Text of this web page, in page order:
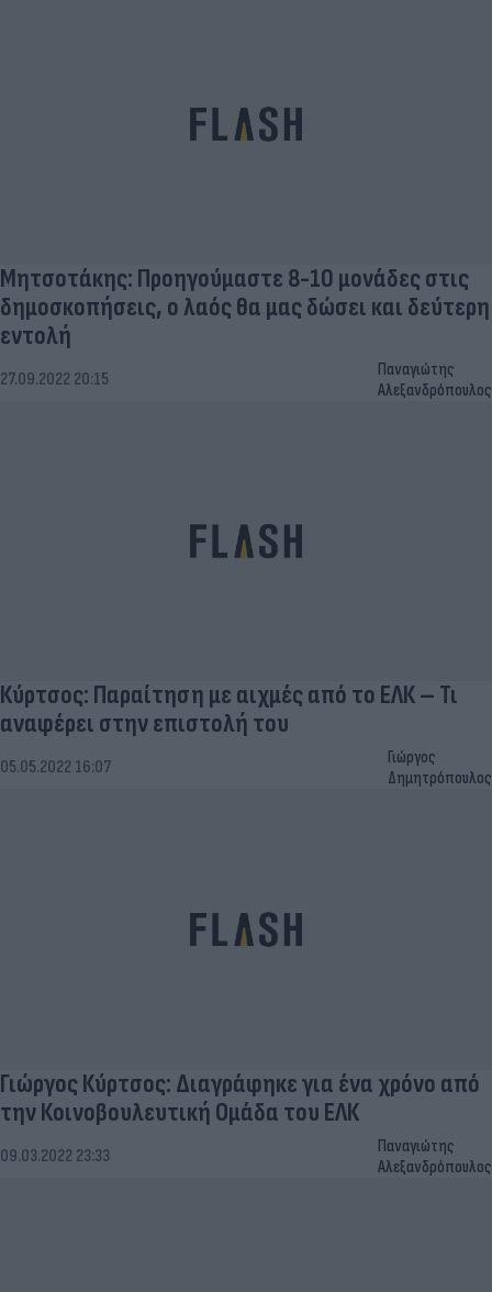
Μητσοτάκης: Προηγούμαστε 8-10 μονάδες στις
δημοσκοπήσεις, ο λαός θα μας δώσει και δεύτερη
εντολή
27.09.2022 20:15
Παναγιώτης
Αλεξανδρόπουλος
Κύρτσος: Παραίτηση με αιχμές από το ΕΛΚ – Τι
αναφέρει στην επιστολή του
05.05.2022 16:07
Γιώργος
Δημητρόπουλος
Γιώργος Κύρτσος: Διαγράφηκε για ένα χρόνο από
την Κοινοβουλευτική Ομάδα του ΕΛΚ
09.03.2022 23:33
Παναγιώτης
Αλεξανδρόπουλος